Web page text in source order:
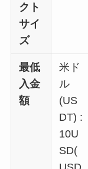
クト
サイ
ズ
最低
入金
額
米ド
ル
(US
DT) :
10U
SD(